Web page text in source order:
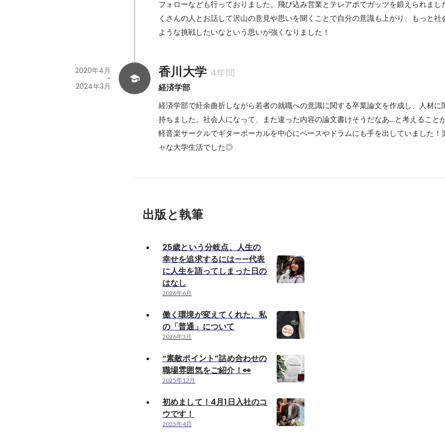
フォローなども行っておりました。飛び込み営業とテレアポでガッツを鍛えられまし
くさんの人とお話して沢山の意見や思いを聞くことで自分の意識も上がり、もっと社
ような挑戦したいなという思いが強くなりました！
香川大学 4年間
経済学部
2020年4月
-
2024年3月
経済学部で紆余曲折しながら若者の就職への意識に関する卒業論文を作成し、人材に
持ちました。社会人になって、また違った内容の論文書けそうだなあ…と考えること
軽音楽サークルでギターボーカルを中心にベースやドラムにも手を出していました！
ャな大学生活でした◎
出版と執筆
25歳という分岐点、人生の
幸せを追求するには——代表
に人生を語ってしまった日の
はなし
2026年6月
働く環境が変えてくれた、私
の「普通」について
2026年3月
“素敵ポイント”詰め合わせの
職場雰囲気をご紹介！👀
2025年12月
初めまして！4月1日入社のコ
ウです！
2025年4月